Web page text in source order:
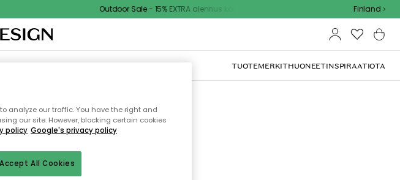
Outdoor Sale - 15% EXTRA alennus koodilla Finland
SÄILYTYSULKOKALUSTEET TUOTEMERKITHUONEETINSPIRAATIOTA
löydä
analyze our traffic. You have the right and
our site. However, blocking certain cookies
policy Google's privacy policy
Accept All Cookies